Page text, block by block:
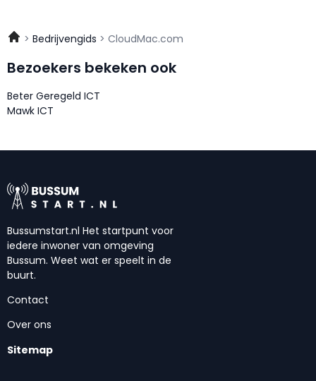
Bedrijvengids CloudMac.com
Bezoekers bekeken ook
Beter Geregeld ICT
Mawk ICT
Bussumstart.nl Het startpunt voor
iedere inwoner van omgeving
Bussum. Weet wat er speelt in de
buurt.
Contact
Over ons
Sitemap